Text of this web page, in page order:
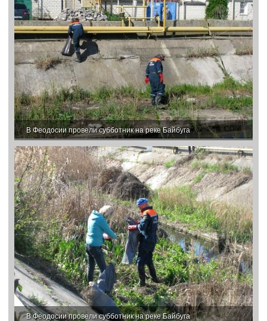
В Феодосии провели субботник на реке Байбуга
В Феодосии провели субботник на реке Байбуга